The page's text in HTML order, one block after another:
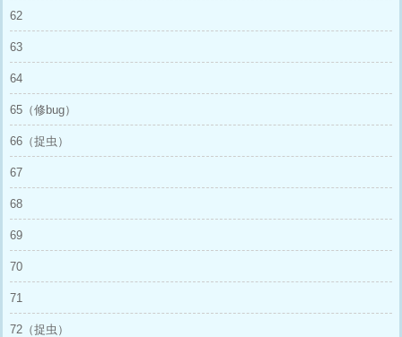
62
63
64
65（修bug）
66（捉虫）
67
68
69
70
71
72（捉虫）